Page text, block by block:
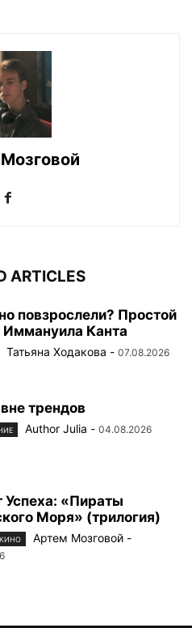
ARTICLES
повзрослели? Простой
Иммануила Канта
Татьяна Ходакова - 07.08.2026
трендов
Author Julia - 04.08.2026
Успеха: «Пираты
Моря» (трилогия)
Артем Мозговой -